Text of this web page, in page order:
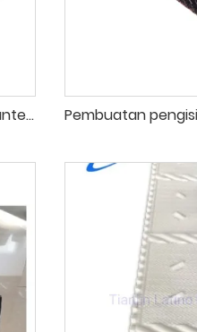
12mm Sheet Pitch Cooling Tower Infill Untuk Counter Flow Cooling Tower Mengisi